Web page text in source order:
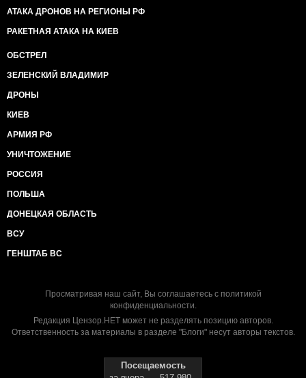
АТАКА ДРОНОВ НА РЕГИОНЫ РФ
РАКЕТНАЯ АТАКА НА КИЕВ
ОБСТРЕЛ
ЗЕЛЕНСКИЙ ВЛАДИМИР
ДРОНЫ
КИЕВ
АРМИЯ РФ
УНИЧТОЖЕНИЕ
РОССИЯ
ПОЛЬША
ДОНЕЦКАЯ ОБЛАСТЬ
ВСУ
ГЕНШТАБ ВС
Просматривая наш сайт, Вы соглашаетесь с политикой
конфиденциальности.
Редакция Цензор.НЕТ может не разделять позицию авторов.
Ответственность за материалы в разделе "Блоги" несут авторы текстов.
Посещаемость